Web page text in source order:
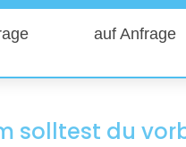
auf Anfrage
solltest du